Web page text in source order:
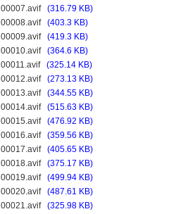
00007.avif (316.79 KB)
00008.avif (403.3 KB)
00009.avif (419.3 KB)
00010.avif (364.6 KB)
00011.avif (325.14 KB)
00012.avif (273.13 KB)
00013.avif (344.55 KB)
00014.avif (515.63 KB)
00015.avif (476.92 KB)
00016.avif (359.56 KB)
00017.avif (405.65 KB)
00018.avif (375.17 KB)
00019.avif (499.94 KB)
00020.avif (487.61 KB)
00021.avif (325.98 KB)